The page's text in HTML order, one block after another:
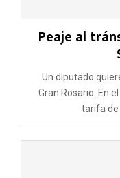
Peaje al
Un diputado
Gran Rosario. En
tarifa de